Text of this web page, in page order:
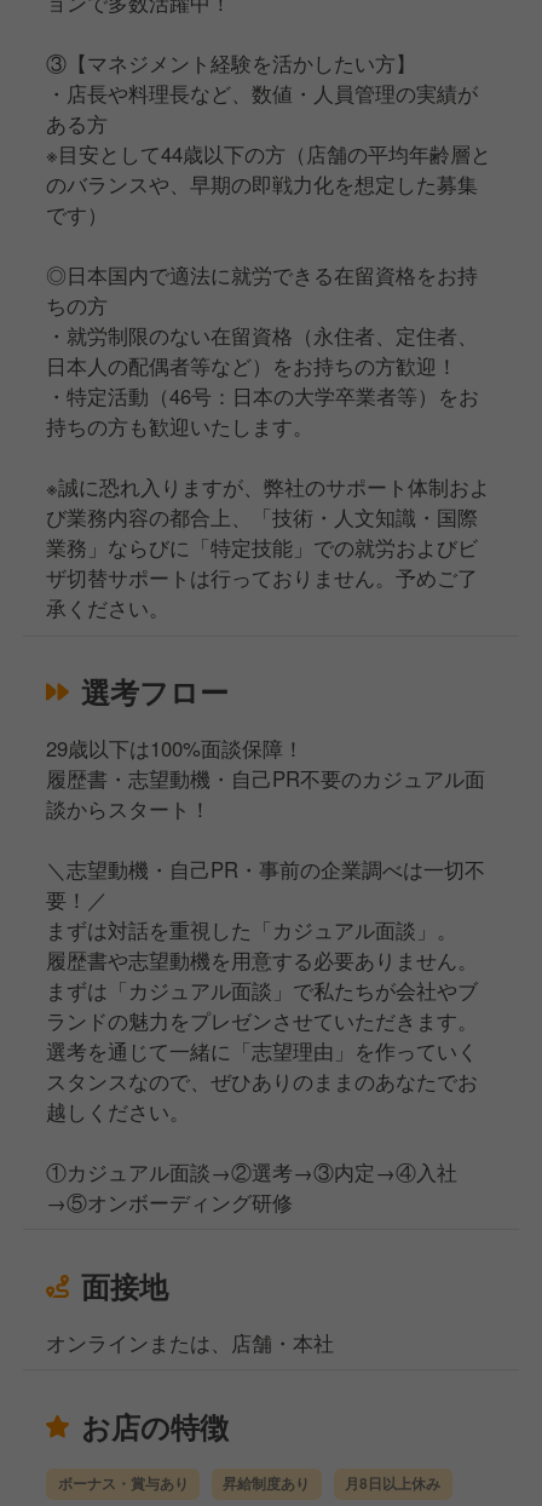
③【マネジメント経験を活かしたい方】
・店長や料理長など、数値・人員管理の実績が
ある方
※目安として44歳以下の方（店舗の平均年齢層と
のバランスや、早期の即戦力化を想定した募集
です）
◎日本国内で適法に就労できる在留資格をお持
ちの方
・就労制限のない在留資格（永住者、定住者、
日本人の配偶者等など）をお持ちの方歓迎！
・特定活動（46号：日本の大学卒業者等）をお
持ちの方も歓迎いたします。
※誠に恐れ入りますが、弊社のサポート体制およ
び業務内容の都合上、「技術・人文知識・国際
業務」ならびに「特定技能」での就労およびビ
ザ切替サポートは行っておりません。予めご了
承ください。
選考フロー
29歳以下は100%面談保障！
履歴書・志望動機・自己PR不要のカジュアル面
談からスタート！
＼志望動機・自己PR・事前の企業調べは一切不
要！／
まずは対話を重視した「カジュアル面談」。
履歴書や志望動機を用意する必要ありません。
まずは「カジュアル面談」で私たちが会社やブ
ランドの魅力をプレゼンさせていただきます。
選考を通じて一緒に「志望理由」を作っていく
スタンスなので、ぜひありのままのあなたでお
越しください。
①カジュアル面談→②選考→③内定→④入社
→⑤オンボーディング研修
面接地
オンラインまたは、店舗・本社
お店の特徴
ボーナス・賞与あり 昇給制度あり 月8日以上休み